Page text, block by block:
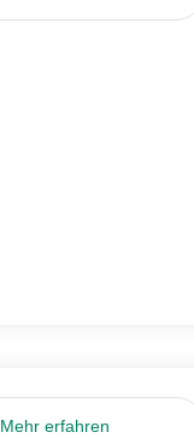
Mehr erfahren